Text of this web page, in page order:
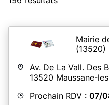
Mairie
(13520)
Av. De La Vall. Des
13520 Maussane-
Prochain RDV : 07/